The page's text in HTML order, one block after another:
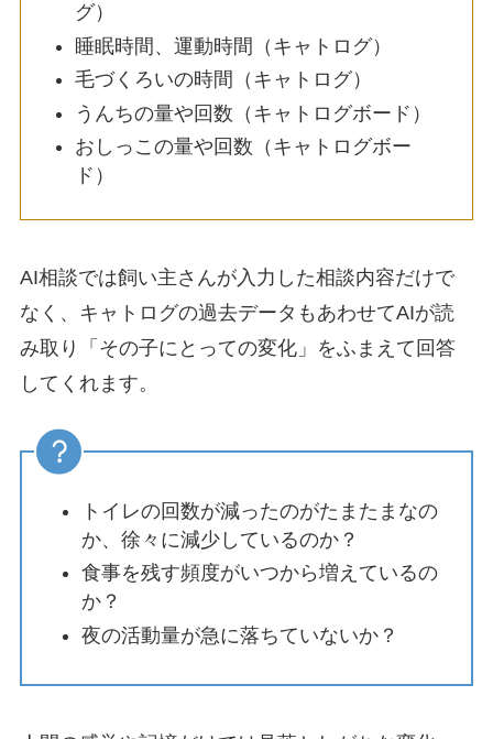
グ）
睡眠時間、運動時間（キャトログ）
毛づくろいの時間（キャトログ）
うんちの量や回数（キャトログボード）
おしっこの量や回数（キャトログボー
ド）
AI相談では飼い主さんが入力した相談内容だけで
なく、キャトログの過去データもあわせてAIが読
み取り「その子にとっての変化」をふまえて回答
してくれます。
トイレの回数が減ったのがたまたまなの
か、徐々に減少しているのか？
食事を残す頻度がいつから増えているの
か？
夜の活動量が急に落ちていないか？